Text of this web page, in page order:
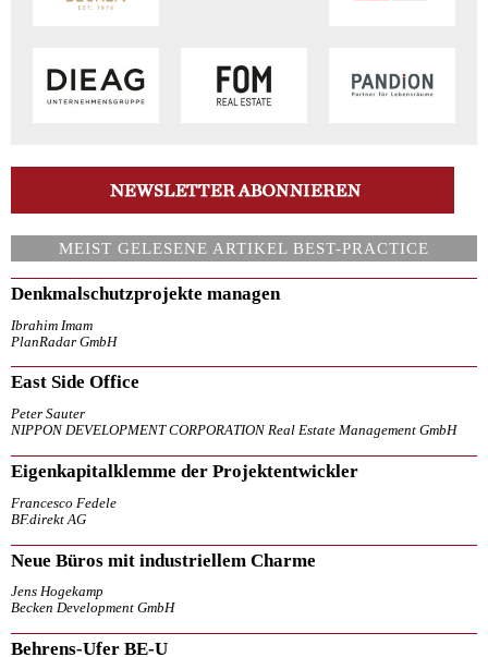
MEIST GELESENE ARTIKEL BEST-PRACTICE
Denkmalschutzprojekte managen
Ibrahim Imam
PlanRadar GmbH
East Side Office
Peter Sauter
NIPPON DEVELOPMENT CORPORATION Real Estate Management GmbH
Eigenkapitalklemme der Projektentwickler
Francesco Fedele
BF.direkt AG
Neue Büros mit industriellem Charme
Jens Hogekamp
Becken Development GmbH
Behrens-Ufer BE-U